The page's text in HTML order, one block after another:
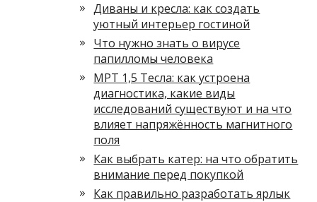
Диваны и кресла: как создать
уютный интерьер гостиной
Что нужно знать о вирусе
папилломы человека
МРТ 1,5 Тесла: как устроена
диагностика, какие виды
исследований существуют и на что
влияет напряжённость магнитного
поля
Как выбрать катер: на что обратить
внимание перед покупкой
Как правильно разработать ярлык